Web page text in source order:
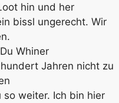
hin und her
bissl ungerecht. Wir
Whiner
Jahren nicht zu
so weiter. Ich bin hier